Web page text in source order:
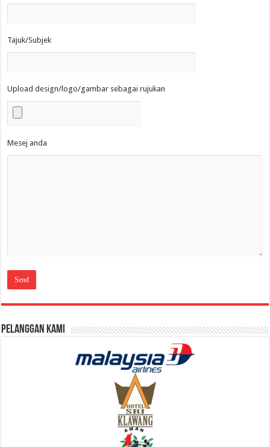
Tajuk/Subjek
Upload design/logo/gambar sebagai rujukan
Mesej anda
Pelanggan Kami